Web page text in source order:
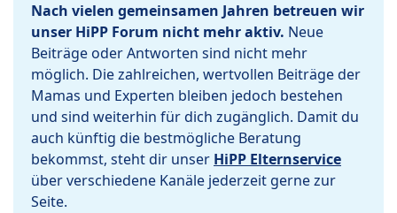
Nach vielen gemeinsamen Jahren betreuen wir
unser HiPP Forum nicht mehr aktiv. Neue
Beiträge oder Antworten sind nicht mehr
möglich. Die zahlreichen, wertvollen Beiträge der
Mamas und Experten bleiben jedoch bestehen
und sind weiterhin für dich zugänglich. Damit du
auch künftig die bestmögliche Beratung
bekommst, steht dir unser HiPP Elternservice
über verschiedene Kanäle jederzeit gerne zur
Seite.